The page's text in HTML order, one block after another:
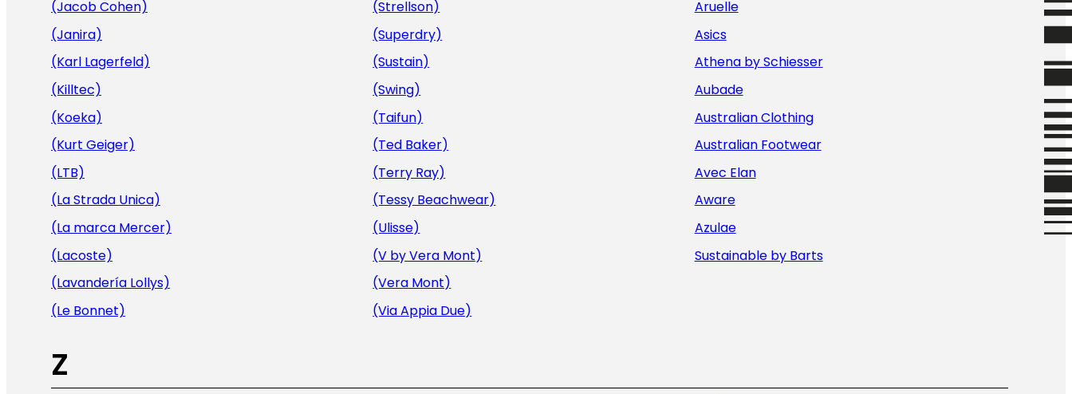
(Jacob Cohen)
(Janira)
(Karl Lagerfeld)
(Killtec)
(Koeka)
(Kurt Geiger)
(LTB)
(La Strada Unica)
(La marca Mercer)
(Lacoste)
(Lavandería Lollys)
(Le Bonnet)
(Strellson)
(Superdry)
(Sustain)
(Swing)
(Taifun)
(Ted Baker)
(Terry Ray)
(Tessy Beachwear)
(Ulisse)
(V by Vera Mont)
(Vera Mont)
(Via Appia Due)
Aruelle
Asics
Athena by Schiesser
Aubade
Australian Clothing
Australian Footwear
Avec Elan
Aware
Azulae
Sustainable by Barts
Z